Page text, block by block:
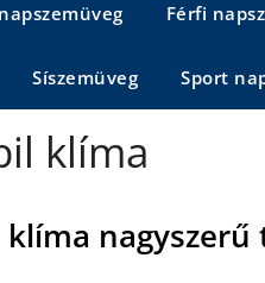
Férfi
Síszemüveg Sport
klíma